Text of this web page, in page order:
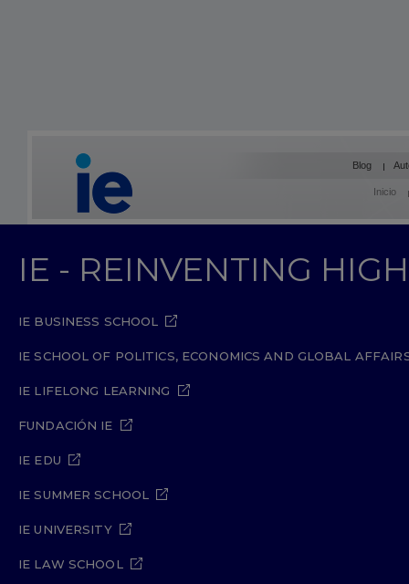
Blog
Inicio
IE - REINVENTING
IE BUSINESS SCHOOL
IE SCHOOL OF POLITICS, ECONOMICS AND GLOBAL
IE LIFELONG LEARNING
FUNDACIÓN IE
IE EDU
IE SUMMER SCHOOL
IE UNIVERSITY
IE LAW SCHOOL